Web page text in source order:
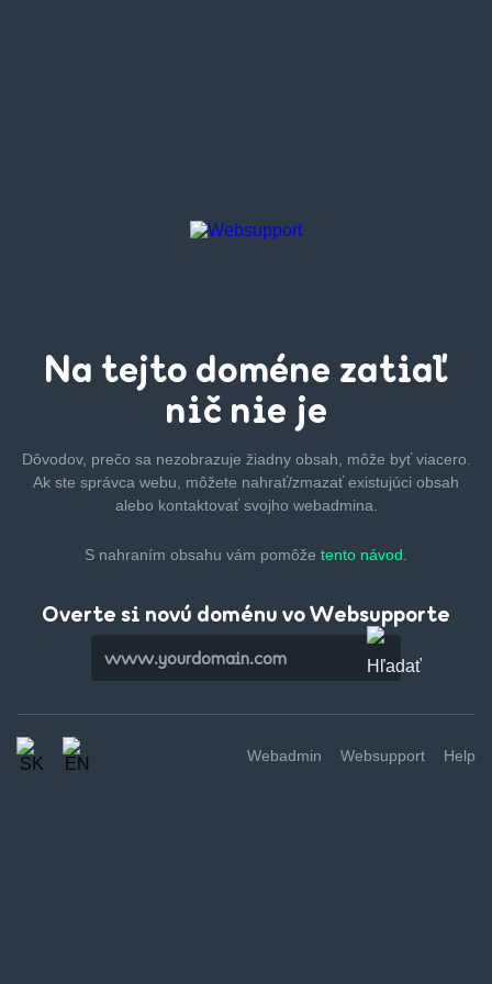
Na tejto doméne zatiaľ
nič nie je
Dôvodov, prečo sa nezobrazuje žiadny obsah, môže byťviacero.
Ak ste správca webu, môžete nahrať/zmazaťexistujúci obsah
alebo kontaktovať svojho webadmina.
S nahraním obsahu vám pomôže tento návod.
Overte si novú doménu vo Websupporte
Webadmin Websupport Help